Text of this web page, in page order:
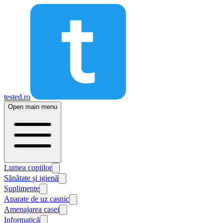
tested.ro
Open main menu
Lumea copiilor
Sănătate și igienă
Suplimente
Aparate de uz casnic
Amenajarea casei
Informatică